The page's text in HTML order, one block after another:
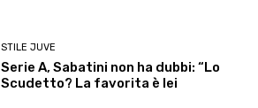
STILE JUVE
Serie A, Sabatini non ha dubbi: “Lo
Scudetto? La favorita è lei